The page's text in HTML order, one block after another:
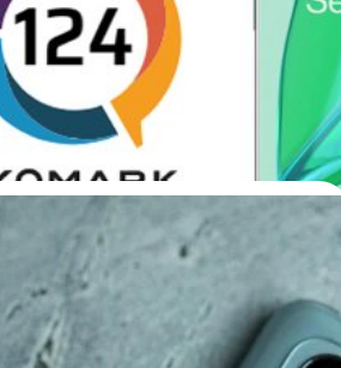
ขึ้น
days ago
ร้อนใน OnePlus 9 Pro และ
งพยายามหาทางแก้ปัญหาอยู่
9 Pro ไปในสัปดาห์ที่ผ่านมา ล่าสุด